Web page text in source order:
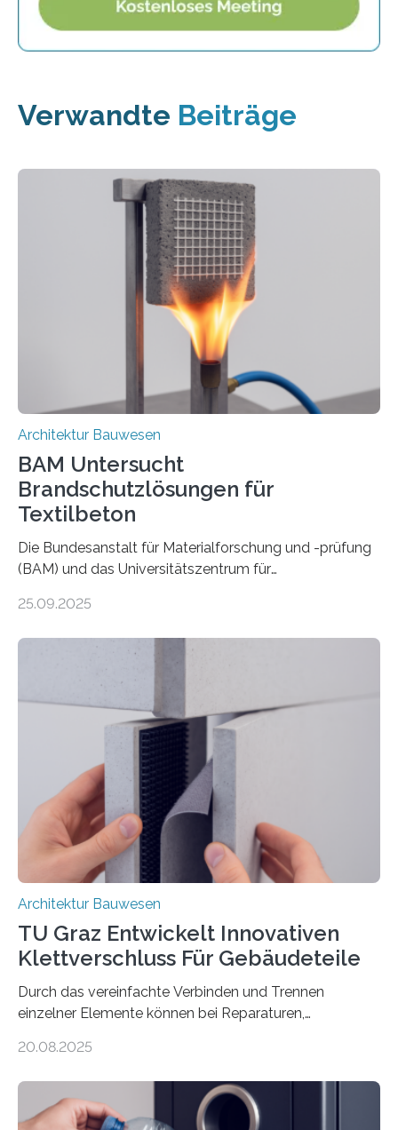
Verwandte Beiträge
Architektur Bauwesen
BAM Untersucht
Brandschutzlösungen für
Textilbeton
Die Bundesanstalt für Materialforschung und -prüfung
(BAM) und das Universitätszentrum für
untersuchen in einem gemeinsamen Forschungsprojekt
Ziel ist es, die Einsatzmöglichkeiten dieses innovativen
Textilbeton ist ein moderner Verbundwerkstoff, der aus
einer feinkörnigen Betonmatrix und einer textilen
Bewehrung besteht – meist aus Carbon-, Glas- oder
Basaltfasern. Anders als herkömmlicher Stahlbeton, bei
dem Stahlstäbe zur…
25.09.2025
Architektur Bauwesen
TU Graz Entwickelt Innovativen
Klettverschluss Für Gebäudeteile
Durch das vereinfachte Verbinden und Trennen
einzelner Elemente können bei Reparaturen,
Material und Bauschutt eingespart werden. Ein
Projekt ReCon gemeinsam mit Unternehmenspartnern
ein Klett-Verbindungssystem für Gebäude entwickelt:
20.08.2025